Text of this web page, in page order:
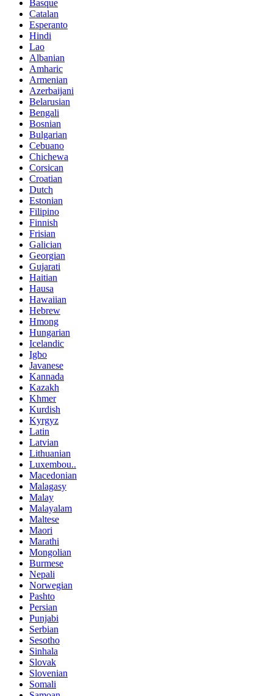
Basque
Catalan
Esperanto
Hindi
Lao
Albanian
Amharic
Armenian
Azerbaijani
Belarusian
Bengali
Bosnian
Bulgarian
Cebuano
Chichewa
Corsican
Croatian
Dutch
Estonian
Filipino
Finnish
Frisian
Galician
Georgian
Gujarati
Haitian
Hausa
Hawaiian
Hebrew
Hmong
Hungarian
Icelandic
Igbo
Javanese
Kannada
Kazakh
Khmer
Kurdish
Kyrgyz
Latin
Latvian
Lithuanian
Luxembou..
Macedonian
Malagasy
Malay
Malayalam
Maltese
Maori
Marathi
Mongolian
Burmese
Nepali
Norwegian
Pashto
Persian
Punjabi
Serbian
Sesotho
Sinhala
Slovak
Slovenian
Somali